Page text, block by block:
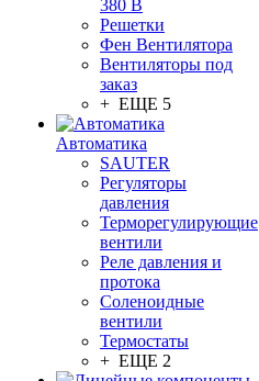
380 В
Решетки
Фен Вентилятора
Вентиляторы под
заказ
+ ЕЩЕ 5
Автоматика
SAUTER
Регуляторы
давления
Терморегулирующие
вентили
Реле давления и
протока
Соленоидные
вентили
Термостаты
+ ЕЩЕ 2